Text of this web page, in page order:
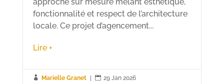
fonctionnalité et respect de l’architecture
locale. Ce projet d’agencement...
Lire +
 Marielle Granet |  29 Jan 2026